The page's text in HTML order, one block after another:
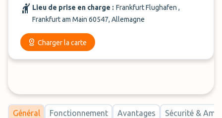
Lieu de prise en charge : Frankfurt Flughafen ,
Frankfurt am Main 60547, Allemagne
Charger la carte
Général Fonctionnement Avantages Sécurité &